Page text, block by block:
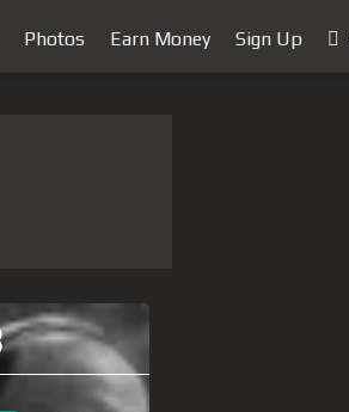
Photos Earn Money Sign Up